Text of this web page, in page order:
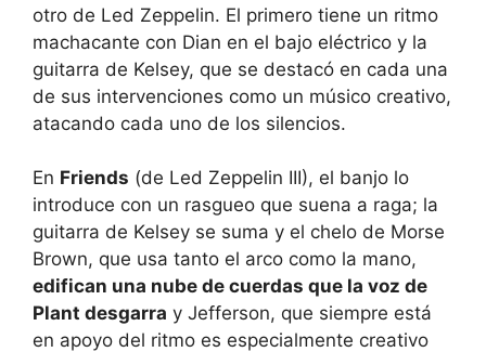
otro de Led Zeppelin. El primero tiene un ritmo
machacante con Dian en el bajo eléctrico y la
guitarra de Kelsey, que se destacó en cada una
de sus intervenciones como un músico creativo,
atacando cada uno de los silencios.
En Friends (de Led Zeppelin III), el banjo lo
introduce con un rasgueo que suena a raga; la
guitarra de Kelsey se suma y el chelo de Morse
Brown, que usa tanto el arco como la mano,
edifican una nube de cuerdas que la voz de
Plant desgarra y Jefferson, que siempre está
en apoyo del ritmo es especialmente creativo